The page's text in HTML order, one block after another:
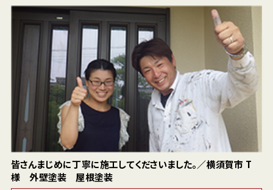
皆さんまじめに丁寧に施工してくださいました。／横須賀市 T
様 外壁塗装 屋根塗装